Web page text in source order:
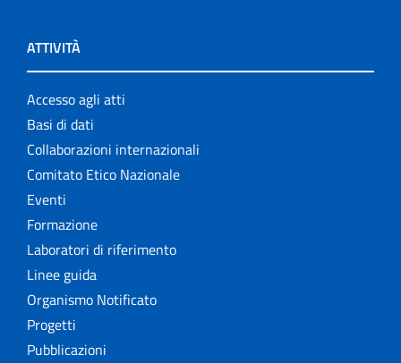
ATTIVITÀ
Accesso agli atti
Basi di dati
Collaborazioni internazionali
Comitato Etico Nazionale
Eventi
Formazione
Laboratori di riferimento
Linee guida
Organismo Notificato
Progetti
Pubblicazioni